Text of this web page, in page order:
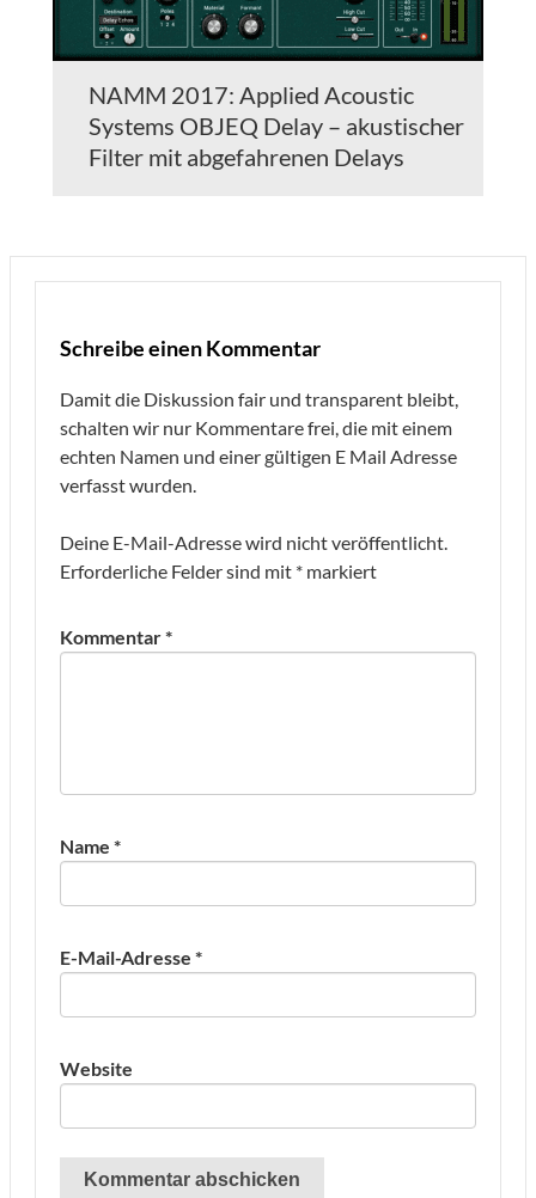
NAMM 2017: Applied Acoustic
Systems OBJEQ Delay – akustischer
Filter mit abgefahrenen Delays
Schreibe einen Kommentar
Damit die Diskussion fair und transparent bleibt,
schalten wir nur Kommentare frei, die mit einem
echten Namen und einer gültigen E Mail Adresse
verfasst wurden.
Deine E-Mail-Adresse wird nicht veröffentlicht.
Erforderliche Felder sind mit * markiert
Kommentar*
Name *
E-Mail-Adresse *
Website